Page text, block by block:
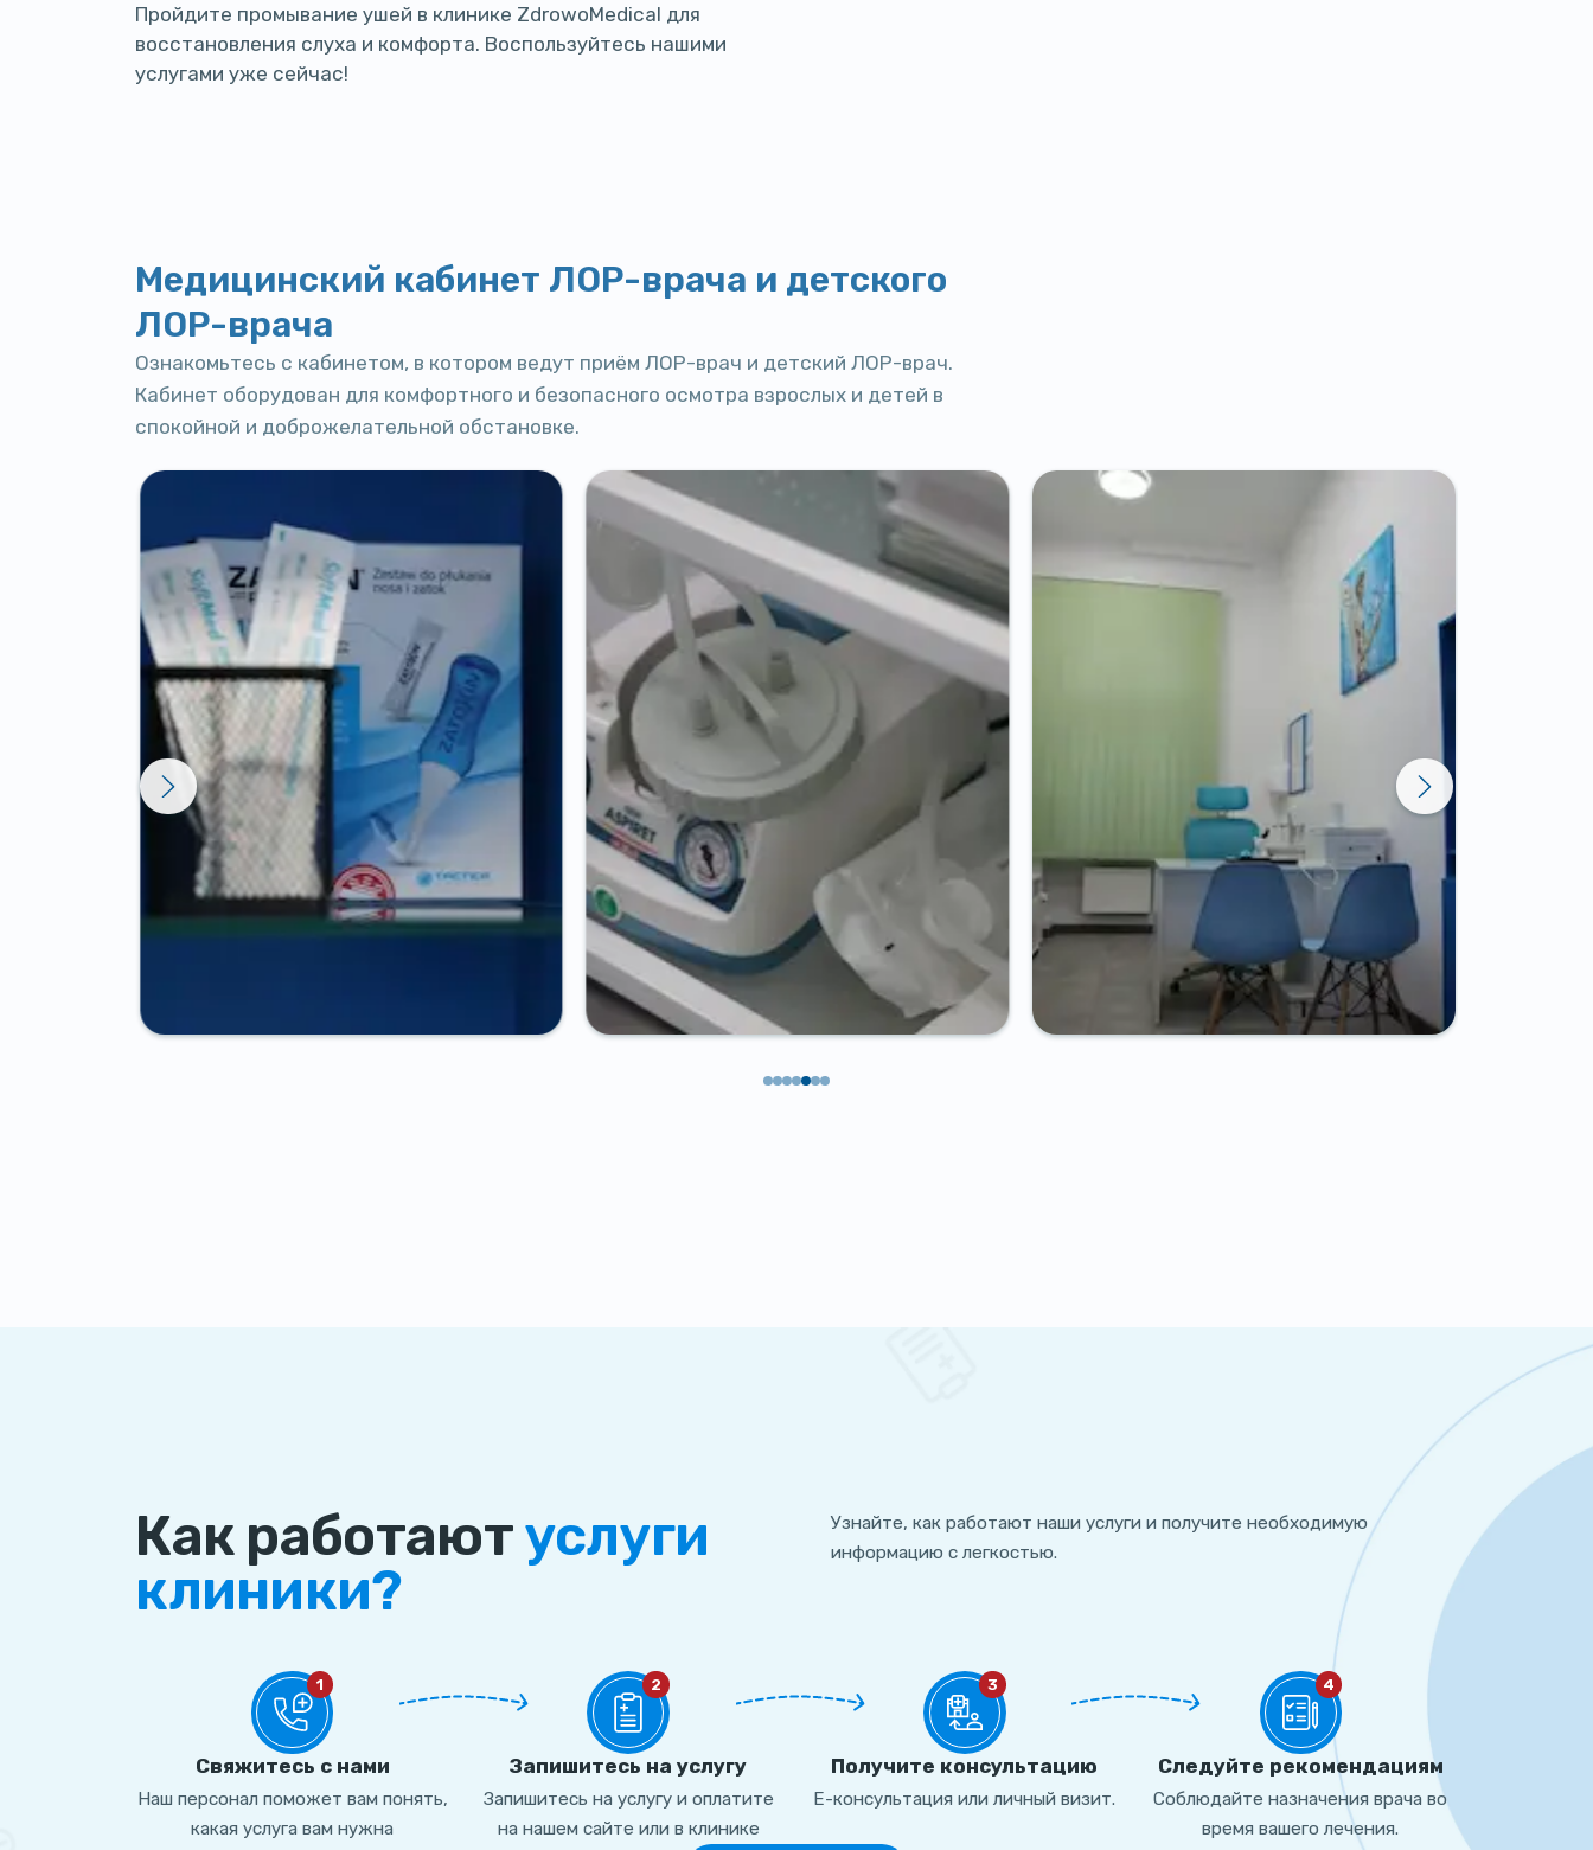
Пройдите промывание ушей в клинике ZdrowoMedical для
восстановления слуха и комфорта. Воспользуйтесь нашими
услугами уже сейчас!
Медицинский кабинет ЛОР-врача и детского
ЛОР-врача
Ознакомьтесь с кабинетом, в котором ведут приём ЛОР-врач и детский ЛОР-врач.
Кабинет оборудован для комфортного и безопасного осмотра взрослых и детей в
спокойной и доброжелательной обстановке.
Как работаютуслуги
клиники?
Узнайте, как работают наши услуги и получите необходимую
информацию с легкостью.
1
Свяжитесь с нами
Наш персонал поможет вам понять,
какая услуга вам нужна
2
Запишитесь на услугу
Запишитесь на услугу и оплатите
на нашем сайте или в клинике
3
Получите консультацию
Е-консультация или личный визит.
4
Cледуйте рекомендациям
Соблюдайте назначения врача во
время вашего лечения.